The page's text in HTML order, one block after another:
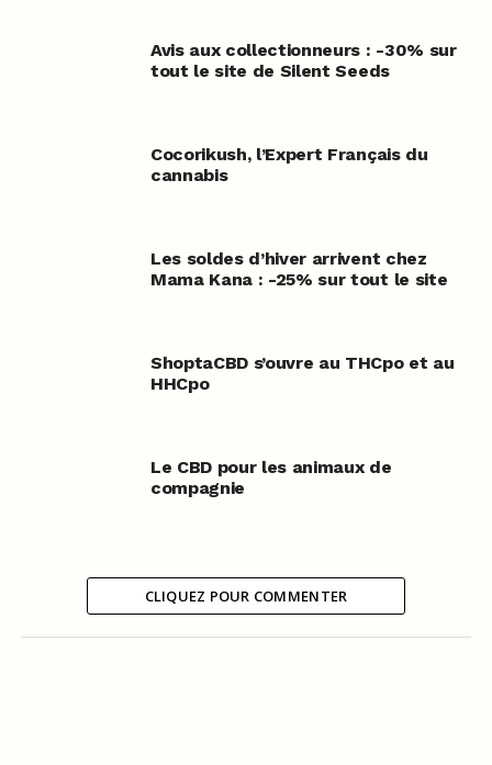
Avis aux collectionneurs : -30% sur
tout le site de Silent Seeds
Cocorikush, l’Expert Français du
cannabis
Les soldes d’hiver arrivent chez
Mama Kana : -25% sur tout le site
ShoptaCBD s’ouvre au THCpo et au
HHCpo
Le CBD pour les animaux de
compagnie
CLIQUEZ POUR COMMENTER